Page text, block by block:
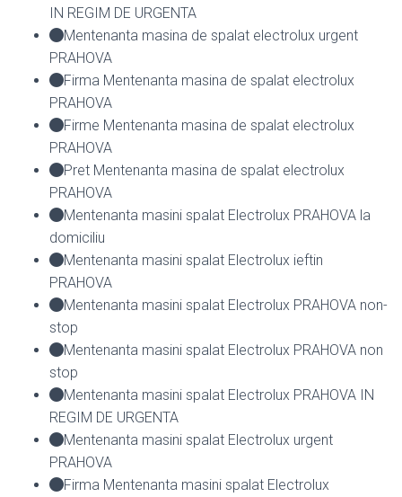
IN REGIM DE URGENTA
Mentenanta masina de spalat electrolux urgent
PRAHOVA
Firma Mentenanta masina de spalat electrolux
PRAHOVA
Firme Mentenanta masina de spalat electrolux
PRAHOVA
Pret Mentenanta masina de spalat electrolux
PRAHOVA
Mentenanta masini spalat Electrolux PRAHOVA la
domiciliu
Mentenanta masini spalat Electrolux ieftin
PRAHOVA
Mentenanta masini spalat Electrolux PRAHOVA non-
stop
Mentenanta masini spalat Electrolux PRAHOVA non
stop
Mentenanta masini spalat Electrolux PRAHOVA IN
REGIM DE URGENTA
Mentenanta masini spalat Electrolux urgent
PRAHOVA
Firma Mentenanta masini spalat Electrolux